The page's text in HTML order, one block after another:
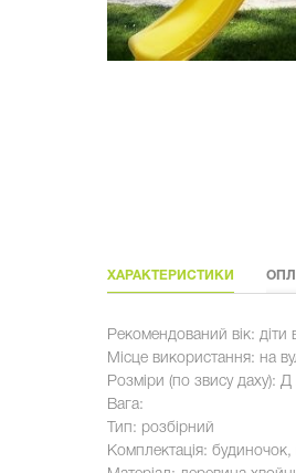
ХАРАКТЕРИСТИКИ
Рекомендований вік: діти
Місце використання: на
Розміри (по звису
Вага:
Тип: розбірний
Комплектація: